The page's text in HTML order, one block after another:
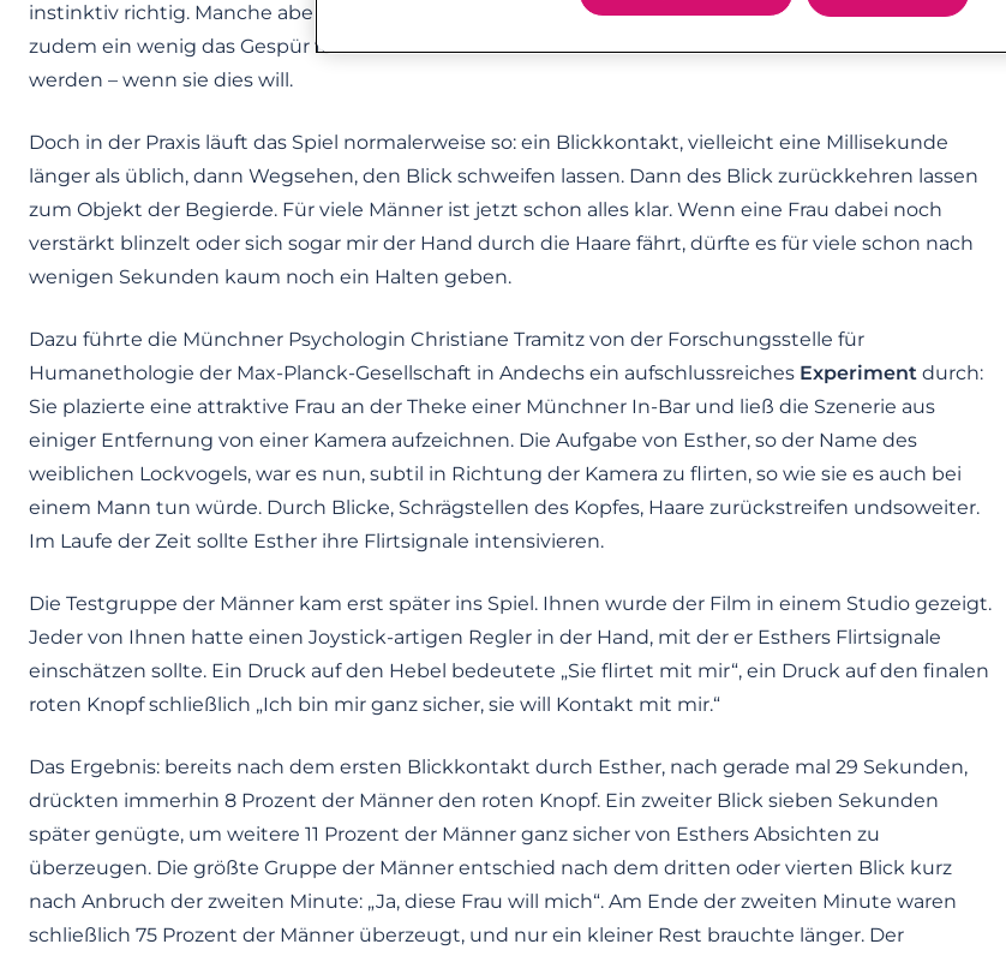
instinktiv richtig. Manche aber auch nicht. Vorsicht: Männer sind keine Hellseher, und manche haben
zudem ein wenig das Gespür für männliches Flirtverhalten verloren. Dann muss frau deutlicher
werden – wenn sie dies will.
Doch in der Praxis läuft das Spiel normalerweise so: ein Blickkontakt, vielleicht eine Millisekunde
länger als üblich, dann Wegsehen, den Blick schweifen lassen. Dann des Blick zurückkehren lassen
zum Objekt der Begierde. Für viele Männer ist jetzt schon alles klar. Wenn eine Frau dabei noch
verstärkt blinzelt oder sich sogar mir der Hand durch die Haare fährt, dürfte es für viele schon nach
wenigen Sekunden kaum noch ein Halten geben.
Dazu führte die Münchner Psychologin Christiane Tramitz von der Forschungsstelle für
Humanethologie der Max-Planck-Gesellschaft in Andechs ein aufschlussreiches Experiment durch:
Sie plazierte eine attraktive Frau an der Theke einer Münchner In-Bar und ließ die Szenerie aus
einiger Entfernung von einer Kamera aufzeichnen. Die Aufgabe von Esther, so der Name des
weiblichen Lockvogels, war es nun, subtil in Richtung der Kamera zu flirten, so wie sie es auch bei
einem Mann tun würde. Durch Blicke, Schrägstellen des Kopfes, Haare zurückstreifen undsoweiter.
Im Laufe der Zeit sollte Esther ihre Flirtsignale intensivieren.
Die Testgruppe der Männer kam erst später ins Spiel. Ihnen wurde der Film in einem Studio gezeigt.
Jeder von Ihnen hatte einen Joystick-artigen Regler in der Hand, mit der er Esthers Flirtsignale
einschätzen sollte. Ein Druck auf den Hebel bedeutete „Sie flirtet mit mir“, ein Druck auf den finalen
roten Knopf schließlich „Ich bin mir ganz sicher, sie will Kontakt mit mir.“
Das Ergebnis: bereits nach dem ersten Blickkontakt durch Esther, nach gerade mal 29 Sekunden,
drückten immerhin 8 Prozent der Männer den roten Knopf. Ein zweiter Blick sieben Sekunden
später genügte, um weitere 11 Prozent der Männer ganz sicher von Esthers Absichten zu
überzeugen. Die größte Gruppe der Männer entschied nach dem dritten oder vierten Blick kurz
nach Anbruch der zweiten Minute: „Ja, diese Frau will mich“. Am Ende der zweiten Minute waren
schließlich 75 Prozent der Männer überzeugt, und nur ein kleiner Rest brauchte länger. Der